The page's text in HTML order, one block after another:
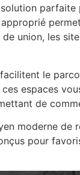
union, les
le
espaces
de
moderne de
pour